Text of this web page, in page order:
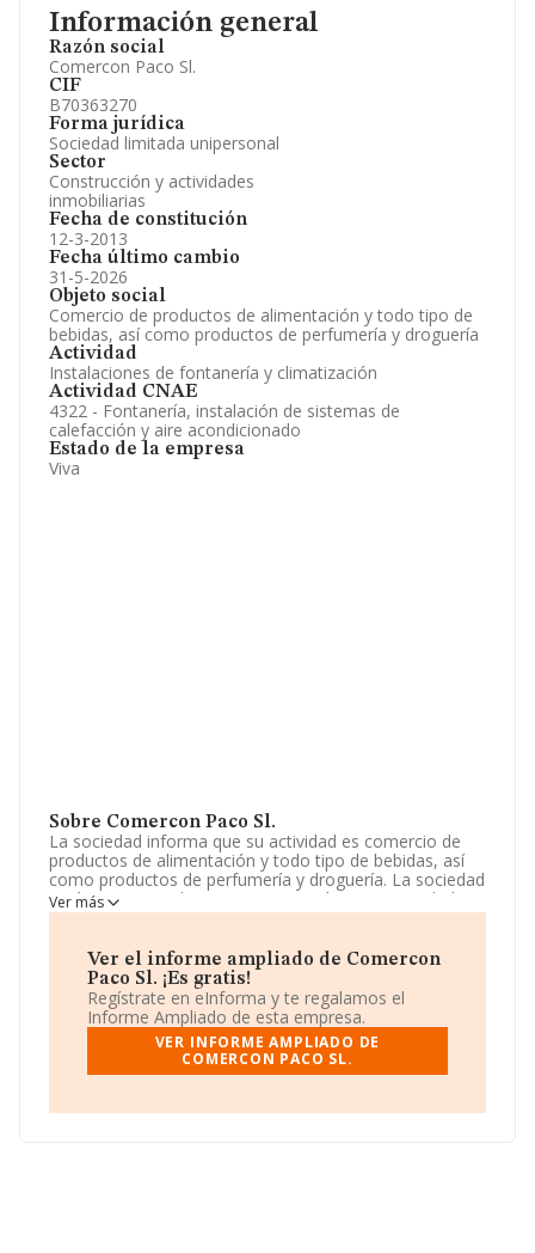
Información general
Razón social
Comercon Paco Sl.
CIF
B70363270
Forma jurídica
Sociedad limitada unipersonal
Sector
Construcción y actividades
inmobiliarias
Fecha de constitución
12-3-2013
Fecha último cambio
31-5-2026
Objeto social
Comercio de productos de alimentación y todo tipo de
bebidas, así como productos de perfumería y droguería
Actividad
Instalaciones de fontanería y climatización
Actividad CNAE
4322 - Fontanería, instalación de sistemas de
calefacción y aire acondicionado
Estado de la empresa
Viva
Sobre Comercon Paco Sl.
La sociedad informa que su actividad es comercio de
productos de alimentación y todo tipo de bebidas, así
como productos de perfumería y droguería. La sociedad
está inscrita en el Registro Mercantil como Sociedad
Limitada. Clasifica su actividad CNAE como 'Fontanería,
acondicionado', código 4322. La sociedad no tiene
actividad en mercados exteriores.
Su email eslaboral@aleaasesores.com.
La sociedad españolaComercon Paco S.L
B70363270, está situada en Lugar Calo núm. 67,
Ver más
Ver el informe ampliado de Comercon
Paco Sl. ¡Es gratis!
Regístrate en eInforma y te regalamos el
Informe Ampliado de esta empresa.
VER INFORME AMPLIADO DE
COMERCON PACO SL.
Información oficial y registral complementaria.